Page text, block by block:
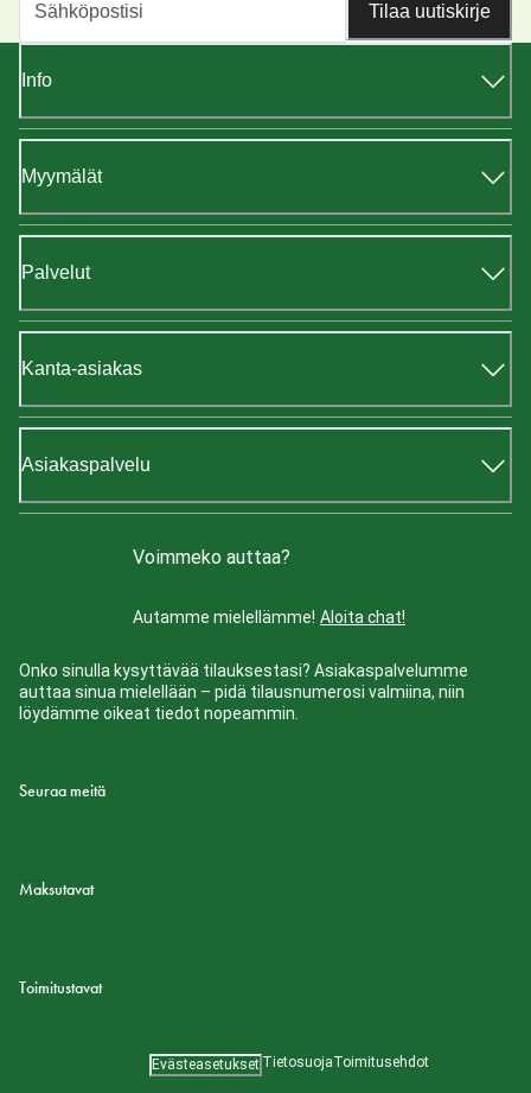
Tilaa uutiskirje
Info
Myymälät
Palvelut
Kanta-asiakas
Asiakaspalvelu
Voimmeko auttaa?
Autamme mielellämme! Aloita chat!
Onko sinulla kysyttävää tilauksestasi? Asiakaspalvelumme
auttaa sinua mielellään – pidä tilausnumerosi valmiina, niin
löydämme oikeat tiedot nopeammin.
Seuraa meitä
Maksutavat
Toimitustavat
Evästeasetukset TietosuojaToimitusehdot